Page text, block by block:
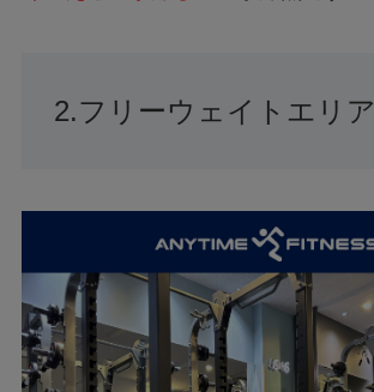
2.フリーウェイトエリア